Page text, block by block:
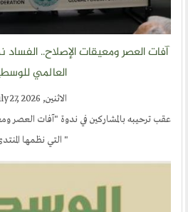
آفات العصر ومعيقات الإصلاح..
العالمي
الاثنين, July 27, 2026
عقب ترحيبه بالمشاركين في ندوة "آفات العصر
" التي نظمها